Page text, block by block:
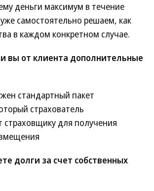
деньги максимум в течение
самостоятельно решаем, как
в каждом конкретном случае.
вы от клиента дополнительные
стандартный пакет
страхователь
страховщику для получения
долги за счет собственных